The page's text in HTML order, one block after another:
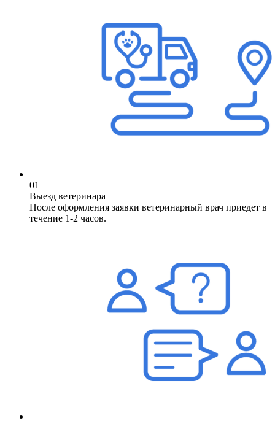
01
Выезд ветеринара
После оформления заявки ветеринарный врач приедет в
течение 1-2 часов.